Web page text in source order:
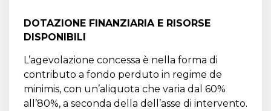
DOTAZIONE FINANZIARIA E RISORSE
DISPONIBILI
L’agevolazione concessa è nella forma di
contributo a fondo perduto in regime de
minimis, con un’aliquota che varia dal 60%
all’80%, a seconda della dell’asse di intervento.